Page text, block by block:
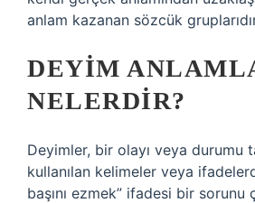
anlam kazanan sözcük
DEYIM
NELERDIR?
Deyimler, bir olayı veya durumu
kullanılan kelimeler veya
başını ezmek” ifadesi bir